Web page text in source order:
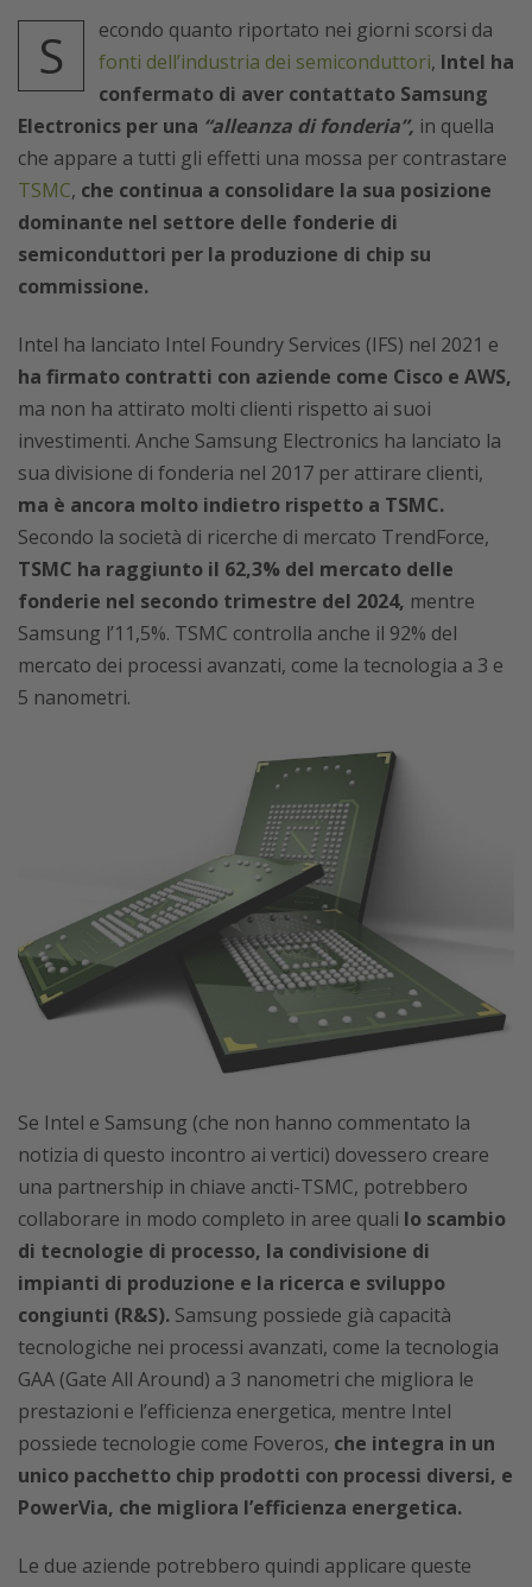
S
econdo quanto riportato nei giorni scorsi da
fonti dell’industria dei semiconduttori, Intel ha
confermato di aver contattato Samsung
Electronics per una “alleanza di fonderia”, in quella
che appare a tutti gli effetti una mossa per contrastare
TSMC, che continua a consolidare la sua posizione
dominante nel settore delle fonderie di
semiconduttori per la produzione di chip su
commissione.
Intel ha lanciato Intel Foundry Services (IFS) nel 2021 e
ha firmato contratti con aziende come Cisco e AWS,
ma non ha attirato molti clienti rispetto ai suoi
investimenti. Anche Samsung Electronics ha lanciato la
sua divisione di fonderia nel 2017 per attirare clienti,
ma è ancora molto indietro rispetto a TSMC.
Secondo la società di ricerche di mercato TrendForce,
TSMC ha raggiunto il 62,3% del mercato delle
fonderie nel secondo trimestre del 2024, mentre
Samsung l’11,5%. TSMC controlla anche il 92% del
mercato dei processi avanzati, come la tecnologia a 3 e
5 nanometri.
Se Intel e Samsung (che non hanno commentato la
notizia di questo incontro ai vertici) dovessero creare
una partnership in chiave ancti-TSMC, potrebbero
collaborare in modo completo in aree quali lo scambio
di tecnologie di processo, la condivisione di
impianti di produzione e la ricerca e sviluppo
congiunti (R&S). Samsung possiede già capacità
tecnologiche nei processi avanzati, come la tecnologia
GAA (Gate All Around) a 3 nanometri che migliora le
prestazioni e l’efficienza energetica, mentre Intel
possiede tecnologie come Foveros, che integra in un
unico pacchetto chip prodotti con processi diversi, e
PowerVia, che migliora l’efficienza energetica.
Le due aziende potrebbero quindi applicare queste